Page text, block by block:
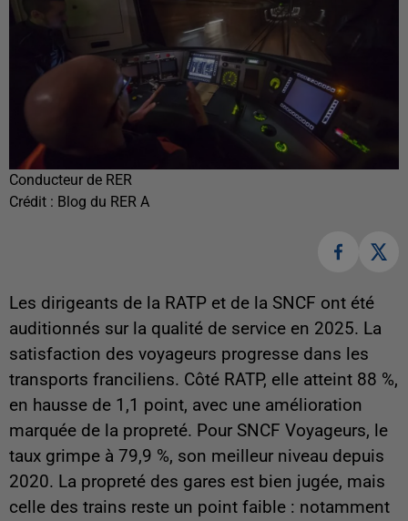
Conducteur de RER
Crédit : Blog du RER A
Les dirigeants de la RATP et de la SNCF ont été
auditionnés sur la qualité de service en 2025. La
satisfaction des voyageurs progresse dans les
transports franciliens. Côté RATP, elle atteint 88 %,
en hausse de 1,1 point, avec une amélioration
marquée de la propreté. Pour SNCF Voyageurs, le
taux grimpe à 79,9 %, son meilleur niveau depuis
2020. La propreté des gares est bien jugée, mais
celle des trains reste un point faible : notamment